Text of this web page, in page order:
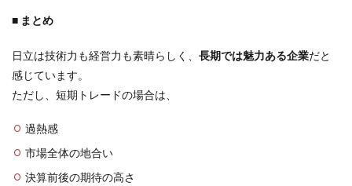
■ まとめ
日立は技術力も経営力も素晴らしく、 長期では魅力ある企業だと
感じています。
ただし、短期トレードの場合は、
過熱感
市場全体の地合い
決算前後の期待の高さ